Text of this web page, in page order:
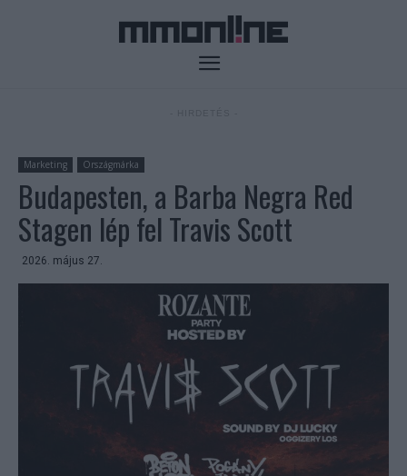
Marketing Országmárka
Budapesten, a Barba Negra Red
Stagen lép fel Travis Scott
2026. május 27.